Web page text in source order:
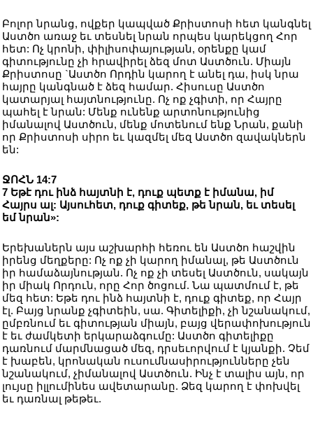
Բոլոր նրանց, ովքեր կապված Քրիստոսի հետ կանգնել
Աստծո առաջ եւ տեսնել նրան որպես կարեկցող Հոր
հետ: Ոչ կրոնի, փիլիսոփայության, օրենքը կամ
գիտությունը չի հրավիրել ձեզ մոտ Աստծուն. Միայն
Քրիստոսը `Աստծո Որդին կարող է անել դա, իսկ նրա
հայրը կանգնած է ձեզ համար. Հիսուսը Աստծո
կատարյալ հայտնությունը. Ոչ ոք չգիտի, որ Հայրը
պահել է նրան: Մենք ունենք արտոնությունից
իմանալով Աստծուն, մենք մոտենում ենք Նրան, քանի
որ Քրիստոսի սիրո եւ կազմել մեզ Աստծո զավակներն
են:
ՋՈՀՆ 14:7
7 Եթէ դու ինձ հայտնի է, դուք պետք է իմանա, իմ
Հայրս ալ: Այսուհետ, դուք գիտեք, թե նրան, եւ տեսել
եմ նրան»:
Երեխաներն այս աշխարհի հեռու են Աստծո հաշվին
իրենց մեղքերը: Ոչ ոք չի կարող իմանալ, թե Աստծուն
իր համաձայնության. Ոչ ոք չի տեսել Աստծուն, սակայն
իր միակ Որդուն, որը Հոր ծոցում. Նա պատմում է, թե
մեզ հետ: Եթե դու ինձ հայտնի է, դուք գիտեք, որ Հայր
էլ. Բայց նրանք չգիտեին, սա. Գիտելիքի, չի նշանակում,
ըմբռնում եւ գիտության միայն, բայց վերափոխություն
է եւ ժամկետի երկարաձգումը: Աստծո գիտելիքը
դառնում մարմնացած մեզ, դրսեւորվում է կյանքի. Չեմ
է խաբեն, կրոնական ուսումնասիրությունները չեն
նշանակում, չիմանալով Աստծուն. Ինչ է տալիս այն, որ
լույսը իլլումինես ավետարանը. Ձեզ կարող է փոխվել
եւ դառնալ թեթեւ.